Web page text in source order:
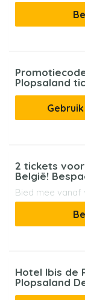
Plopsaland
2 tickets voor
België!
Bied mee vanaf
Hotel Ibis de
Plopsaland